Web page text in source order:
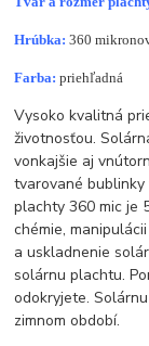
Hrúbka: 360
Farba:priehľadná
Vysoko kvalitná
životnosťou.
vonkajšie aj
tvarované
plachty 360 mic je
chémie,
a uskladnenie
solárnu plachtu.
odokryjete.
zimnom období.